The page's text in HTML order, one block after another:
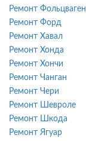
Ремонт Фольцваген
Ремонт Форд
Ремонт Хавал
Ремонт Хонда
Ремонт Хончи
Ремонт Чанган
Ремонт Чери
Ремонт Шевроле
Ремонт Шкода
Ремонт Ягуар